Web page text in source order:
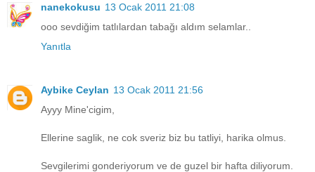
nanekokusu 13 Ocak 2011 21:08
ooo sevdiğim tatlılardan tabağı aldım selamlar..
Yanıtla
Aybike Ceylan 13 Ocak 2011 21:56
Ayyy Mine'cigim,
Ellerine saglik, ne cok sveriz biz bu tatliyi, harika olmus.
Sevgilerimi gonderiyorum ve de guzel bir hafta diliyorum.